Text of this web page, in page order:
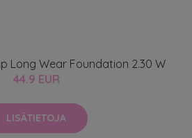
Long Wear Foundation 2.30 W
44.9 EUR
LISÄTIETOJA